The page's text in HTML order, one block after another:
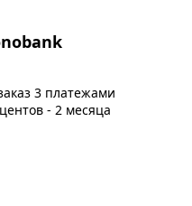
3 платежами
- 2 месяца